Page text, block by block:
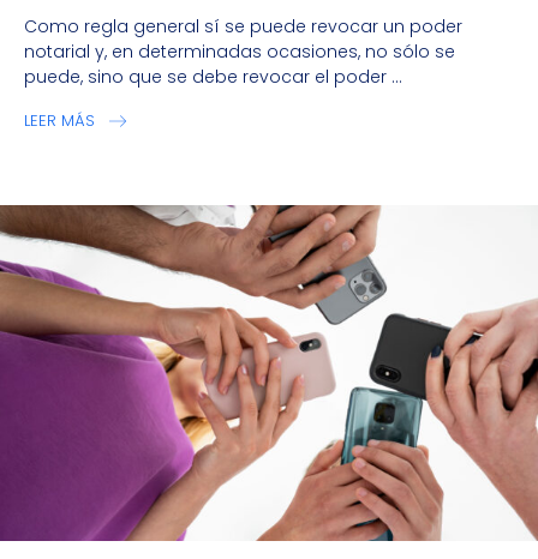
Como regla general sí se puede revocar un poder
notarial y, en determinadas ocasiones, no sólo se
puede, sino que se debe revocar el poder ...
LEER MÁS